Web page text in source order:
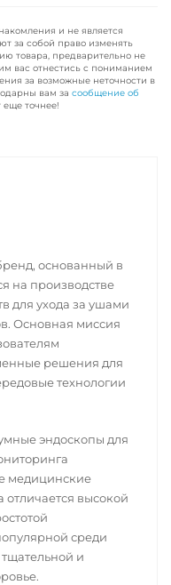
и не является
за собой право изменять
товара, предварительно не
вас отнестись с пониманием
за возможные неточности в
вам за сообщение об
еще точнее!
основанный в
на производстве
для ухода за ушами
Основная миссия
решения для
технологии
эндоскопы для
медицинские
высокой
среди
и